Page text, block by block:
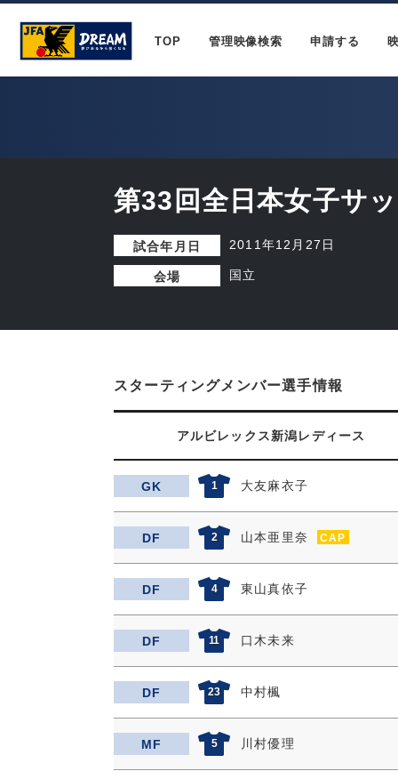
TOP 管理映像検索 申請する
第33回全日本女子サ
試合年月日 2011年12月27日
会場 国立
スターティングメンバー選手情報
アルビレックス新潟レディース
GK 1 大友麻衣子
DF 2 山本亜里奈 CAP
DF 4 東山真依子
DF 11 口木未来
DF 23 中村楓
MF 5 川村優理